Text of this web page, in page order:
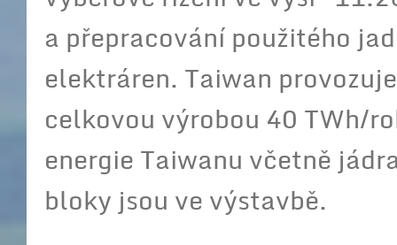
a přepracování použitého
elektráren. Taiwan
celkovou výrobou 40 TWh/
energie Taiwanu včetně
bloky jsou ve výstavbě.